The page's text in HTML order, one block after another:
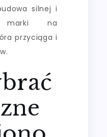
silnej i
marki na
przyciąga i